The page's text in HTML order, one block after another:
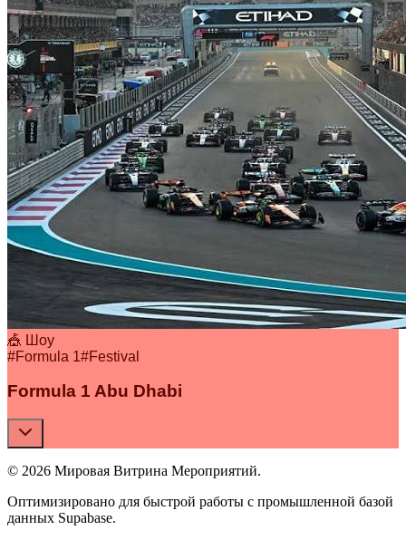
🎪 Шоу
#Formula 1#Festival
Formula 1 Abu Dhabi
© 2026 Мировая Витрина Мероприятий.
Оптимизировано для быстрой работы с промышленной базой
данных Supabase.